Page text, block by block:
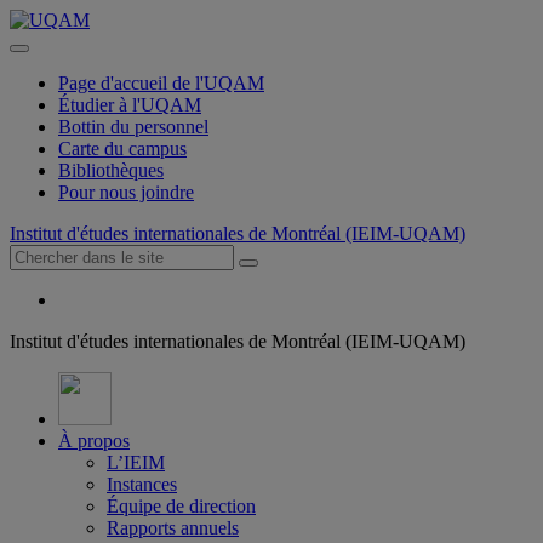
Page d'accueil de l'UQAM
Étudier à l'UQAM
Bottin du personnel
Carte du campus
Bibliothèques
Pour nous joindre
Institut d'études internationales de Montréal (IEIM-UQAM)
Institut d'études internationales de Montréal (IEIM-UQAM)
À propos
L’IEIM
Instances
Équipe de direction
Rapports annuels